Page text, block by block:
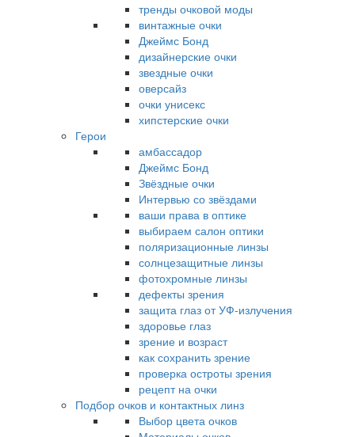
тренды очковой моды
винтажные очки
Джеймс Бонд
дизайнерские очки
звездные очки
оверсайз
очки унисекс
хипстерские очки
Герои
амбассадор
Джеймс Бонд
Звёздные очки
Интервью со звёздами
ваши права в оптике
выбираем салон оптики
поляризационные линзы
солнцезащитные линзы
фотохромные линзы
дефекты зрения
защита глаз от УФ-излучения
здоровье глаз
зрение и возраст
как сохранить зрение
проверка остроты зрения
рецепт на очки
Подбор очков и контактных линз
Выбор цвета очков